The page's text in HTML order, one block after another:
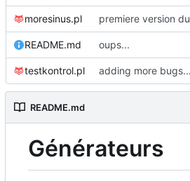
moresinus.pl
README.md oups...
testkontrol.pl adding more bugs...
README.md
Générateurs